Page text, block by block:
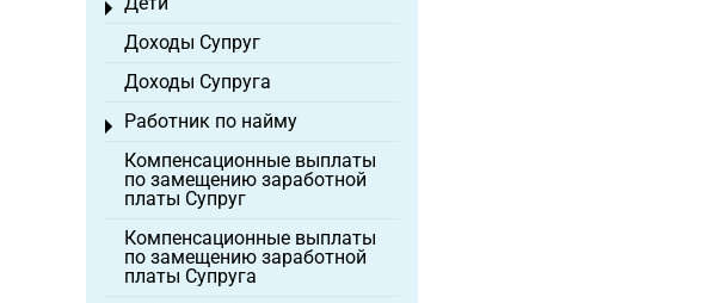
Toggle menu
Доходы Супруг
Доходы Супруга
Работник по найму
Toggle menu
Компенсационные выплаты
по замещению заработной
платы Супруг
Компенсационные выплаты
по замещению заработной
платы Супруга